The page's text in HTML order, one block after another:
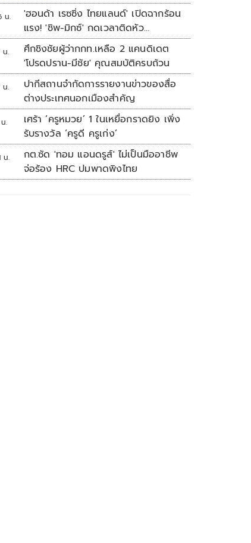
น.
'ฮอนด้า เรซซิ่ง ไทยแลนด์' เปิดฉากร้อน
แรง! 'ชิพ-มิกซ์' กดเวลาติดหัว
แถว ARRC สนาม 4 ที่มัลดาลิกา
น.
ศึกชิงชัยผู้ว่ากกท.เหลือ 2 แคนดิเดต
'โปรดปราน-มีชัย' คุณสมบัติครบถ้วน
น.
ปากีสถานจำกัดการรายงานข่าวของสื่อ
ต่างประเทศนอกเมืองสำคัญ
น.
เศร้า ‘ครูหมวย’ 1 ในเหยื่อกราดยิง เพิ่ง
รับรางวัล ‘ครูดี ครูเก่ง’
น.
กต.ซัด 'ทอม แอนดรูส์' ไม่เป็นมืออาชีพ
จ่อร้อง HRC ปมพาดพิงไทย